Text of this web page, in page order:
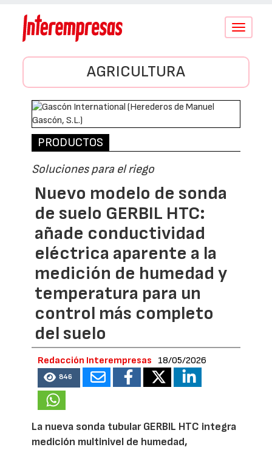
Conmutar
AGRICULTURA
PRODUCTOS
Soluciones para el riego
Nuevo modelo de sonda
de suelo GERBIL HTC:
añade conductividad
eléctrica aparente a la
medición de humedad y
temperatura para un
control más completo
del suelo
Redacción Interempresas 18/05/2026
846
La nueva sonda tubular GERBIL HTC integra
medición multinivel de humedad,